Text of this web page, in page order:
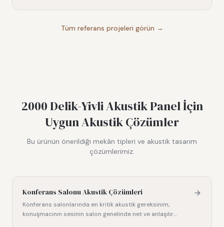
Tüm referans projeleri görün →
2000 Delik-Yivli Akustik Panelİçin
Uygun Akustik Çözümler
Bu ürünün önerildiği mekân tipleri ve akustik tasarım
çözümlerimiz.
Konferans Salonu Akustik Çözümleri
Konferans salonlarında en kritik akustik gereksinim,
konuşmacının sesinin salon genelinde net ve anlaşılır